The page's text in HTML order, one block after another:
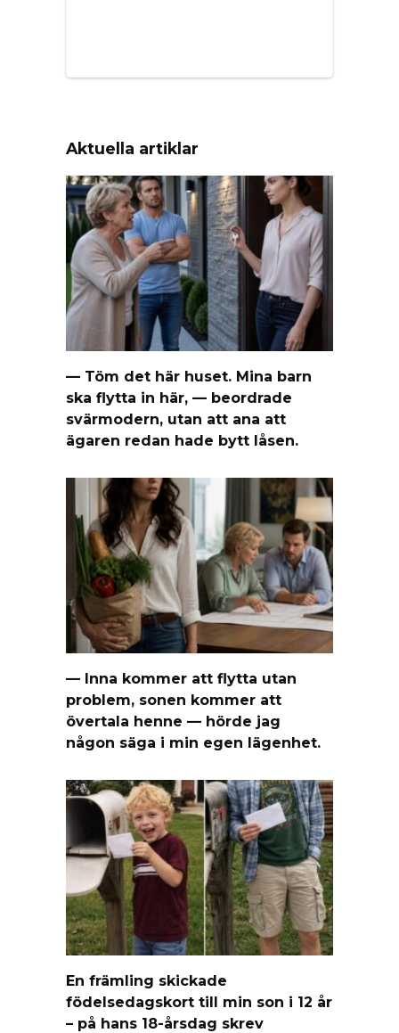
Aktuella artiklar
— Töm det här huset. Mina barn
ska flytta in här, — beordrade
svärmodern, utan att ana att
ägaren redan hade bytt låsen.
— Inna kommer att flytta utan
problem, sonen kommer att
övertala henne — hörde jag
någon säga i min egen lägenhet.
En främling skickade
födelsedagskort till min son i 12 år
– på hans 18-årsdag skrev